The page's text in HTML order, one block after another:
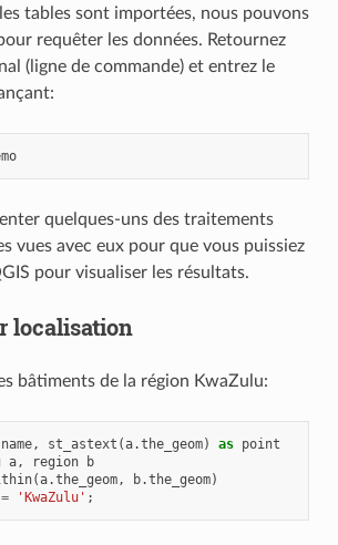
tables sont importées, nous pouvons
requêter les données. Retournez
(ligne de commande) et entrez le
quelques-uns des traitements
vues avec eux pour que vous puissiez
pour visualiser les résultats.
localisation
bâtiments de la région KwaZulu:
name, st_astext (a.the_geom) as point
a, region
b
(a.the_geom, b.the_geom)
= 'KwaZulu' ;